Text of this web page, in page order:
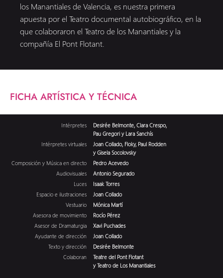
los Manantiales de Valencia, es nuestra primera
apuesta por el Teatro documental autobiográfico, en la
que colaboraron el Teatro de los Manantiales y la
compañía El Pont Flotant.
FICHA ARTÍSTICA Y TÉCNICA
Intérpretes
Desirée Belmonte, Clara Crespo,
Pau Gregori y Lara Sanchís
Intérpretes virtuales
Joan Collado, Floky, Paul Rodden
y Gisela Socolovsky
Composición y Música en directo
Pedro Acevedo
Audiovisuales
Antonio Segurado
Luces
Isaak Torres
Espacio e ilustraciones
Joan Collado
Vestuario
Mónica Martí
Asesora de movimiento
Rocío Pérez
Asesor de Dramaturgia
Xavi Puchades
Ayudante de dirección
Joan Collado
Texto y dirección
Desirée Belmonte
Colaboran
Teatre del Pont Flotant
y Teatro de Los Manantiales